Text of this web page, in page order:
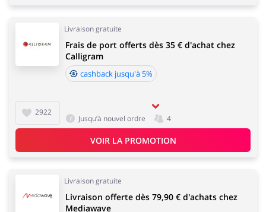
Livraison gratuite
2922
Frais de port offerts dès 35 € d'achat chez
Calligram
cashback jusqu'à 5%
Jusqu’à nouvel ordre 4
VOIR LA PROMOTION
Livraison gratuite
Livraison offerte dès 79,90 € d'achats chez
Mediawave